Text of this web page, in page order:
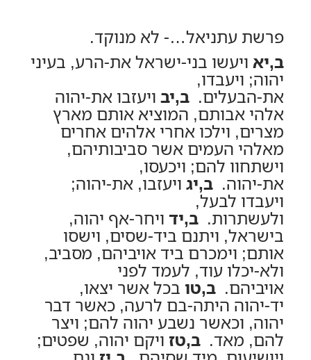
פרשת עתניאל…- לא מנוקד.
ב,יא ויעשו בני-ישראל את-הרע, בעיני
יהוה; ויעבדו,
את-הבעלים.ב,יב ויעזבו את-יהוה
אלהי אבותם, המוציא אותם מארץ
מצרים, וילכו אחרי אלהים אחרים
מאלהי העמים אשר סביבותיהם,
וישתחוו להם; ויכעסו,
את-יהוה.ב,יג ויעזבו, את-יהוה;
ויעבדו לבעל,
ולעשתרות.ב,יד ויחר-אף יהוה,
בישראל, ויתנם ביד-שסים, וישסו
אותם; וימכרם ביד אויביהם, מסביב,
ולא-יכלו עוד, לעמד לפני
אויביהם.ב,טו בכל אשר יצאו,
יד-יהוה היתה-בם לרעה, כאשר דבר
יהוה, וכאשר נשבע יהוה להם; ויצר
להם, מאד.ב,טז ויקם יהוה, שפטים;